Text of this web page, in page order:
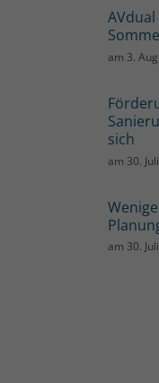
am 3.
sich
am 30.
am 30.